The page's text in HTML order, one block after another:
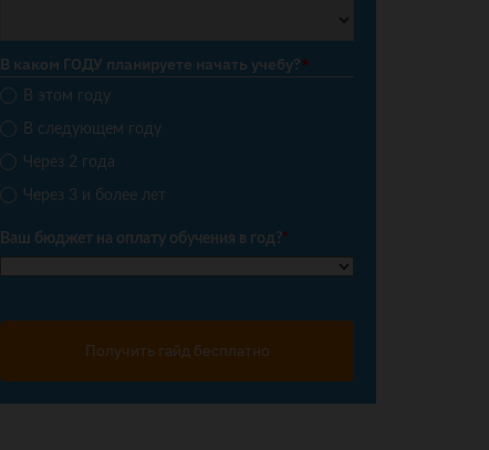
В каком ГОДУ планируете начать учебу?*
В этом году
В следующем году
Через 2 года
Через 3 и более лет
Ваш бюджет на оплату обучения в год?*
Получить гайд бесплатно